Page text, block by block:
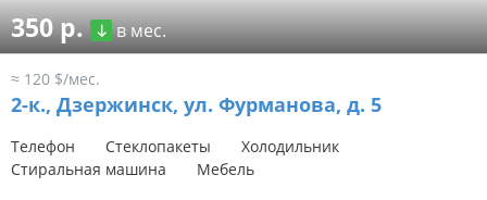
350 р. в мес.
≈ 120 $/мес.
2-к., Дзержинск, ул. Фурманова, д. 5
Телефон Стеклопакеты
Холодильник
Стиральная машина
Мебель